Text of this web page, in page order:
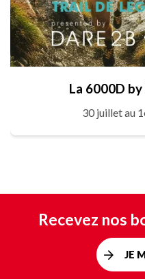
La 6000D
30 juillet au
Recevez nos
JE